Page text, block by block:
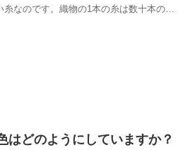
糸なのです。織物の1本の糸は数十本の糸
はどのようにしていますか？